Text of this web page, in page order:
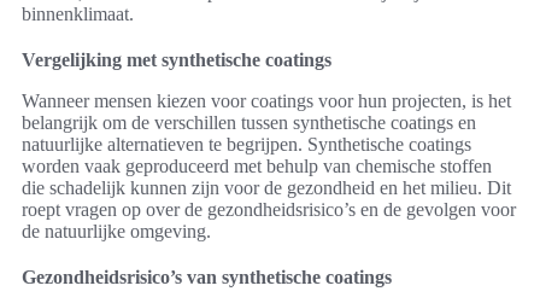
binnenklimaat.
Vergelijking met synthetische coatings
Wanneer mensen kiezen voor coatings voor hun projecten, is het
belangrijk om de verschillen tussen synthetische coatings en
natuurlijke alternatieven te begrijpen. Synthetische coatings
worden vaak geproduceerd met behulp van chemische stoffen
die schadelijk kunnen zijn voor de gezondheid en het milieu. Dit
roept vragen op over de gezondheidsrisico’s en de gevolgen voor
de natuurlijke omgeving.
Gezondheidsrisico’s van synthetische coatings